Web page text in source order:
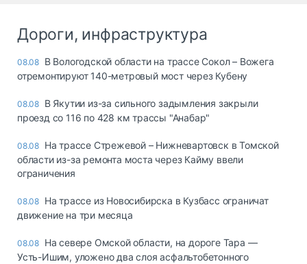
Дороги, инфраструктура
08.08 В Вологодской области на трассе Сокол – Вожега
отремонтируют 140-метровый мост через Кубену
08.08 В Якутии из-за сильного задымления закрыли
проезд со 116 по 428 км трассы "Анабар"
08.08 На трассе Стрежевой – Нижневартовск в Томской
области из-за ремонта моста через Кайму ввели
ограничения
08.08 На трассе из Новосибирска в Кузбасс ограничат
движение на три месяца
08.08 На севере Омской области, на дороге Тара —
Усть-Ишим, уложено два слоя асфальтобетонного